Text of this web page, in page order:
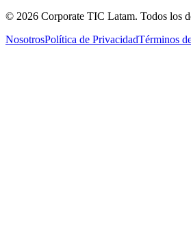
© 2026 Corporate TIC Latam. Todos los
NosotrosPolítica de PrivacidadTérminos